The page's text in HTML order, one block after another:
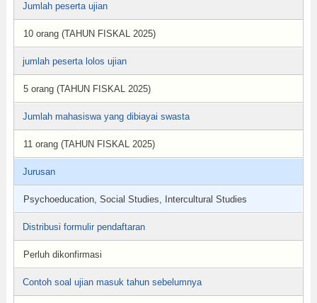
Jumlah peserta ujian
10 orang (TAHUN FISKAL 2025)
jumlah peserta lolos ujian
5 orang (TAHUN FISKAL 2025)
Jumlah mahasiswa yang dibiayai swasta
11 orang (TAHUN FISKAL 2025)
Jurusan
Psychoeducation, Social Studies, Intercultural Studies
Distribusi formulir pendaftaran
Perluh dikonfirmasi
Contoh soal ujian masuk tahun sebelumnya